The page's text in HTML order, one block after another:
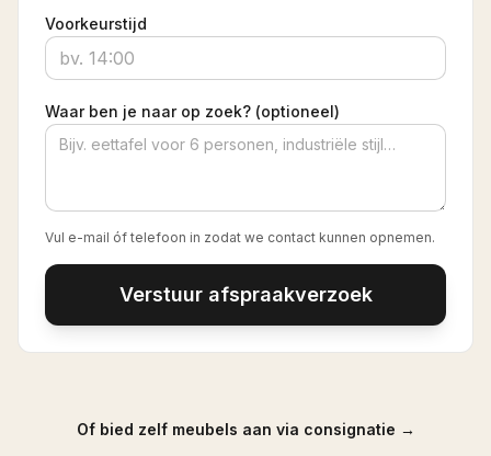
Voorkeurstijd
Waar ben je naar op zoek? (optioneel)
Vul e-mail óf telefoon in zodat we contact kunnen opnemen.
Verstuur afspraakverzoek
Of bied zelf meubels aan via consignatie →